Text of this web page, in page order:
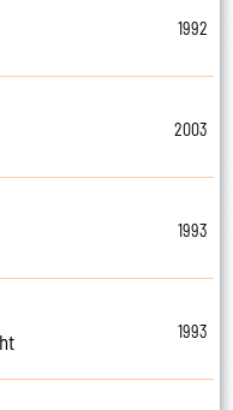
1992
2003
1993
1993